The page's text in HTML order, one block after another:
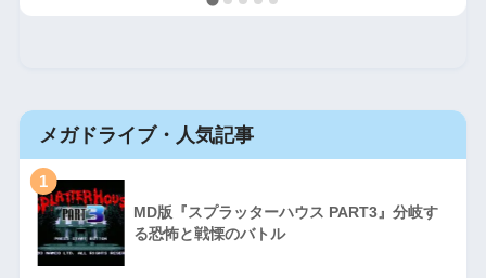
メガドライブ・人気記事
1
MD版『スプラッターハウス PART3』分岐す
る恐怖と戦慄のバトル